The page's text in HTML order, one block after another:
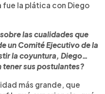
fue la plática con Diego
las cualidades que
un Comité Ejecutivo de la
la coyuntura, Diego…
sus postulantes?
más grande, que